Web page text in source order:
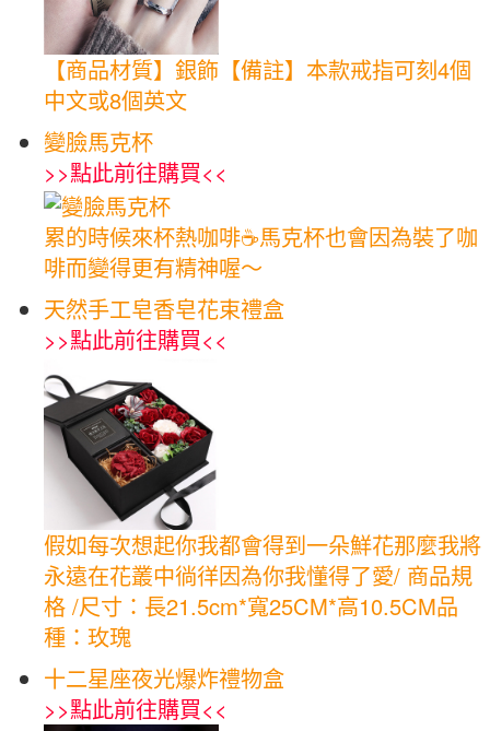
【商品材質】銀飾【備註】本款戒指可刻4個
中文或8個英文
變臉馬克杯
>>點此前往購買<<
累的時候來杯熱咖啡☕馬克杯也會因為裝了咖
啡而變得更有精神喔～
天然手工皂香皂花束禮盒
>>點此前往購買<<
假如每次想起你我都會得到一朵鮮花那麼我將
永遠在花叢中徜徉因為你我懂得了愛/ 商品規
格 /尺寸：長21.5cm*寬25CM*高10.5CM品
種：玫瑰
十二星座夜光爆炸禮物盒
>>點此前往購買<<